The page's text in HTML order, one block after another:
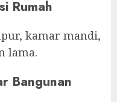
Rumah
kamar mandi,
lama.
Bangunan